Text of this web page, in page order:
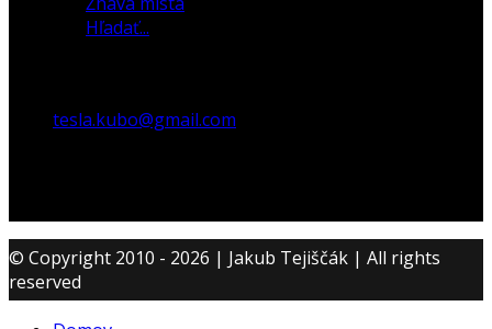
Hľadať...
tesla.kubo@gmail.com
© Copyright 2010 - 2026 | Jakub Tejiščák | All rights
reserved